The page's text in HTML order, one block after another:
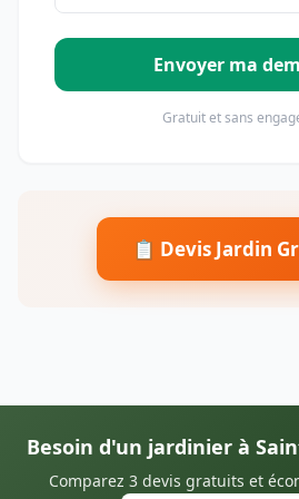
Envoyer ma
Gratuit et sans
📋 Devis Jardin
Besoin d'un jardinier à
Comparez 3 devis gratuits et